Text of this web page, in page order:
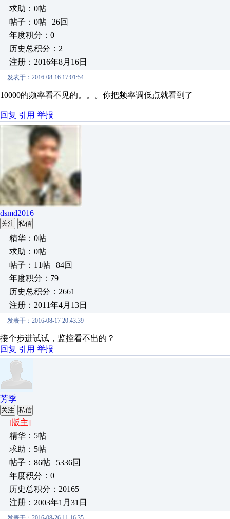
求助：0帖
帖子：0帖 | 26回
年度积分：0
历史总积分：2
注册：2016年8月16日
发表于：2016-08-16 17:01:54
10000的频率看不见的。。。你把频率调低点就看到了
回复 引用 举报
dsmd2016
关注 私信
精华：0帖
求助：0帖
帖子：11帖 | 84回
年度积分：79
历史总积分：2661
注册：2011年4月13日
发表于：2016-08-17 20:43:39
接个步进试试，监控看不出的？
回复 引用 举报
芳季
关注 私信
[版主]
精华：5帖
求助：5帖
帖子：86帖 | 5336回
年度积分：0
历史总积分：20165
注册：2003年1月31日